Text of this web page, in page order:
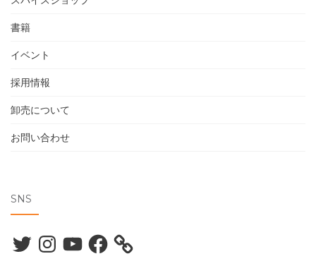
書籍
イベント
採用情報
卸売について
お問い合わせ
SNS
TwitterInstagramYouTubeFacebook